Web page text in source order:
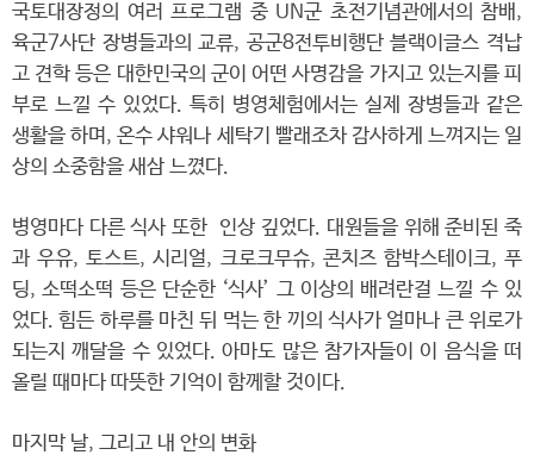
국토대장정의 여러 프로그램 중 UN군 초전기념관에서의 참배,
육군7사단 장병들과의 교류, 공군8전투비행단 블랙이글스 격납
고 견학 등은 대한민국의 군이 어떤 사명감을 가지고 있는지를 피
부로 느낄 수 있었다. 특히 병영체험에서는 실제 장병들과 같은
생활을 하며, 온수 샤워나 세탁기 빨래조차 감사하게 느껴지는 일
상의 소중함을 새삼 느꼈다.
병영마다 다른 식사 또한 인상 깊었다. 대원들을 위해 준비된 죽
과 우유, 토스트, 시리얼, 크로크무슈, 콘치즈 함박스테이크, 푸
딩, 소떡소떡 등은 단순한 ‘식사’ 그 이상의 배려란걸 느낄 수 있
었다. 힘든 하루를 마친 뒤 먹는 한 끼의 식사가 얼마나 큰 위로가
되는지 깨달을 수 있었다. 아마도 많은 참가자들이 이 음식을 떠
올릴 때마다 따뜻한 기억이 함께할 것이다.
마지막 날, 그리고 내 안의 변화